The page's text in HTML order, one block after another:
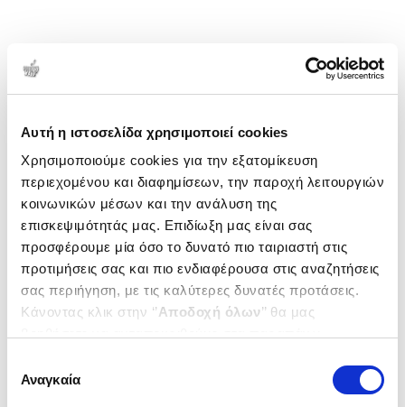
Αυτή η ιστοσελίδα χρησιμοποιεί cookies
Χρησιμοποιούμε cookies για την εξατομίκευση
περιεχομένου και διαφημίσεων, την παροχή λειτουργιών
κοινωνικών μέσων και την ανάλυση της
επισκεψιμότητάς μας. Επιδίωξη μας είναι σας
προσφέρουμε μία όσο το δυνατό πιο ταιριαστή στις
προτιμήσεις σας και πιο ενδιαφέρουσα στις αναζητήσεις
σας περιήγηση, με τις καλύτερες δυνατές προτάσεις.
Κάνοντας κλικ στην ‘’Αποδοχή όλων’’ θα μας
ενδιαφέρουν και να επιλέξετε από τα παρακάτω με την
΄΄και να ενημερωθείτε σχετικά με
συγκατάθεσης
Αναγκαία